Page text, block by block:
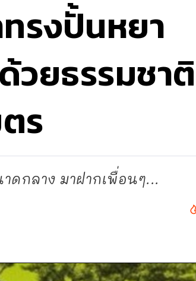
รงปั้นหยา
ยธรรมชาติ
ร
กลาง มาฝากเพื่อนๆ...